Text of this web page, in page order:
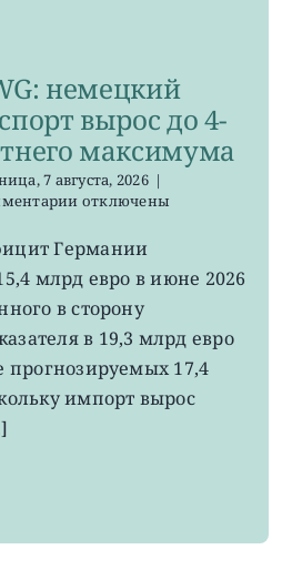
немецкий
вырос до 4-
максимума
7 августа, 2026 |
к
EWG:
немецкий
экспорт
вырос
4-
летнего
отключены
Германии
млрд евро в июне 2026
в сторону
в 19,3 млрд евро
прогнозируемых 17,4
импорт вырос